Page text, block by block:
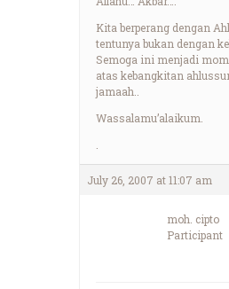
Kita berperang dengan
tentunya bukan dengan
Semoga ini menjadi
atas kebangkitan
jamaah..
Wassalamu’alaikum.
July 26, 2007 at 11:07 am
moh. cipto
Participant